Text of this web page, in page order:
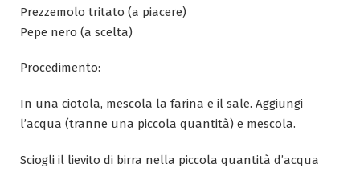
Prezzemolo tritato (a piacere)
Pepe nero (a scelta)
Procedimento:
In una ciotola, mescola la farina e il sale. Aggiungi
l’acqua (tranne una piccola quantità) e mescola.
Sciogli il lievito di birra nella piccola quantità d’acqua